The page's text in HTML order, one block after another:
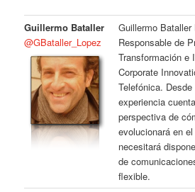
Guillermo Bataller
@GBataller_Lopez
Guillermo Bataller
Responsable de
Transformación e
Corporate
Telefónica.
experiencia
perspectiva de
evolucionará en
necesitará
de
flexible.